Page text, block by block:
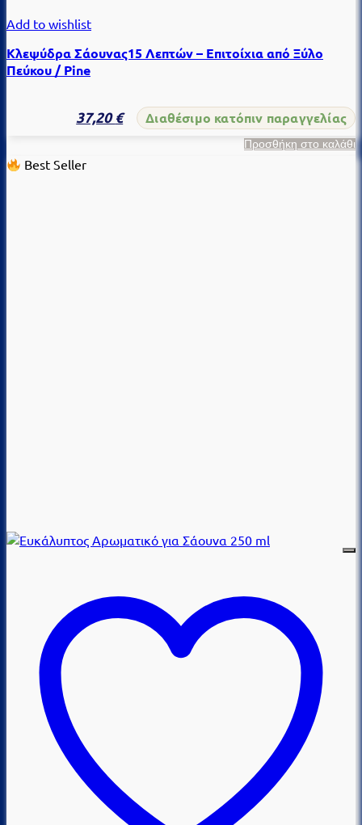
Add to wishlist
Κλεψύδρα Σάουνας15 Λεπτών – Επιτοίχια από Ξύλο
Πεύκου / Pine
37,20€ Διαθέσιμο κατόπιν παραγγελίας
Προσθήκη στο καλάθι
Best Seller